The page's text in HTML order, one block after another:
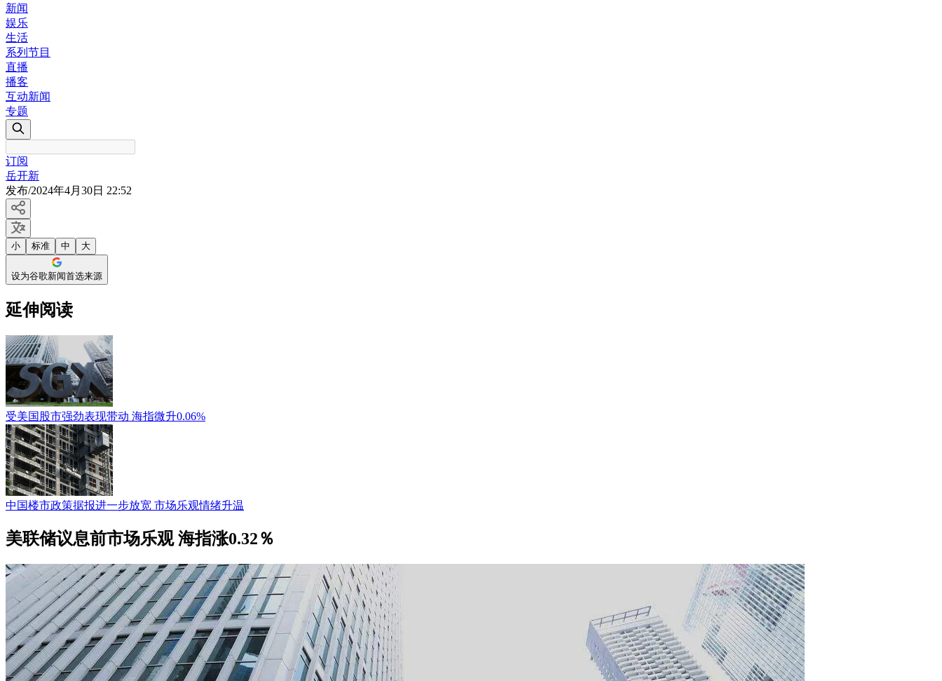
新闻
娱乐
生活
系列节目
直播
播客
互动新闻
专题
订阅
岳开新
发布/2024年4月30日 22:52
小 标准 中 大
设为谷歌新闻首选来源
延伸阅读
受美国股市强劲表现带动 海指微升0.06%
中国楼市政策据报进一步放宽 市场乐观情绪升温
美联储议息前市场乐观 海指涨0.32％